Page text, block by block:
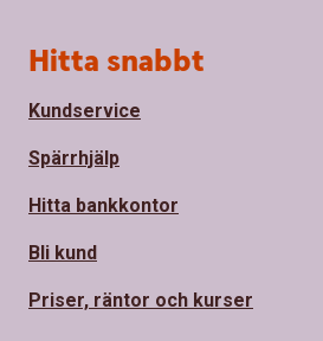
Sidfot
Hitta snabbt
Kundservice
Spärrhjälp
Hitta bankkontor
Bli kund
Priser, räntor och kurser